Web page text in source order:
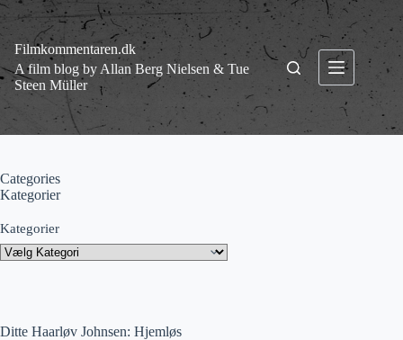
Fortsæt
indhold
Filmkommentaren.dk
A film blog by Allan Berg Nielsen & Tue
Steen Müller
Ditte Haarløv Johnsen: Hjemløs
Categories
Kategorier
Kategorier